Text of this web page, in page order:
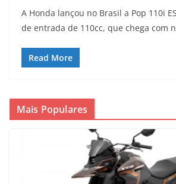
A Honda lançou no Brasil a Pop 110i
de entrada de 110cc, que chega com
Read More
Mais Populares